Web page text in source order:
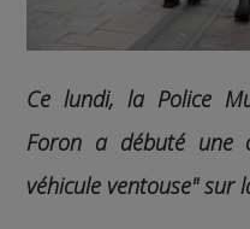
Ce lundi, la Police
Foron a débuté une
véhicule ventouse" sur